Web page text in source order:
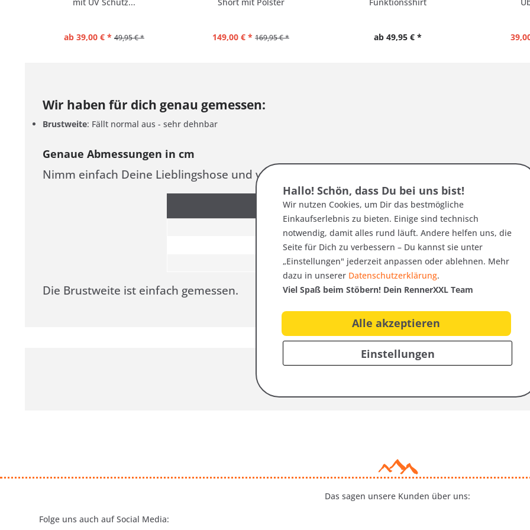
ab 39,00 € * 49,95 € * 149,00 € * 169,95 € * ab 49,95 € *
Wir haben für dich genau gemessen:
Brustweite: Fällt normal aus - sehr dehnbar
Genaue Abmessungen in cm
Nimm einfach Deine Lieblingshose und vergleiche die Abmessungen mit dieser Tabelle
Größe
67 - 92 cm
62 | 4XL
64 | 5XL
73 - 98 cm
Die Brustweite ist einfach gemessen.
Das sagen unsere Kunden über uns:
Folge uns auch auf Social Media:
Hallo! Schön, dass Du bei uns bist!
Wir nutzen Cookies, um Dir das bestmögliche
Einkaufserlebnis zu bieten. Einige sind technisch
notwendig, damit alles rund läuft. Andere helfen uns, die
Seite für Dich zu verbessern – Du kannst sie unter
„Einstellungen" jederzeit anpassen oder ablehnen. Mehr
dazu in unserer Datenschutzerklärung.
Viel Spaß beim Stöbern! Dein RennerXXL Team
Alle akzeptieren
Einstellungen